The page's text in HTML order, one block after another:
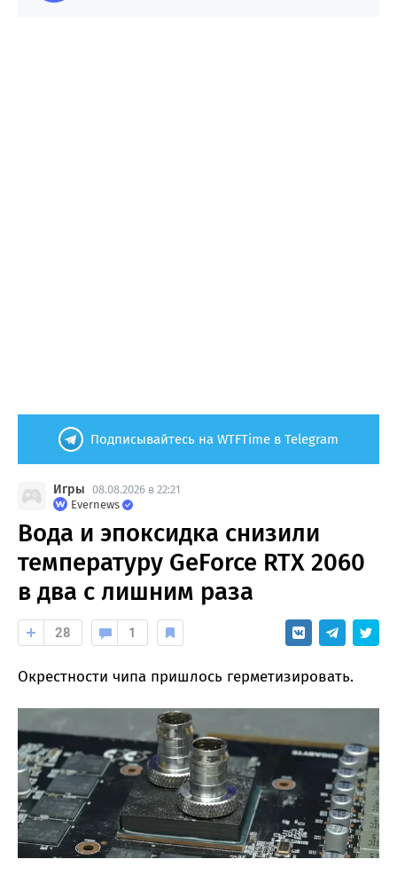
Подписывайтесь на WTFTime в Telegram
Игры 08.08.2026 в 22:21
Evernews
Вода и эпоксидка снизили
температуру GeForce RTX 2060
в два с лишним раза
28 1
Окрестности чипа пришлось герметизировать.